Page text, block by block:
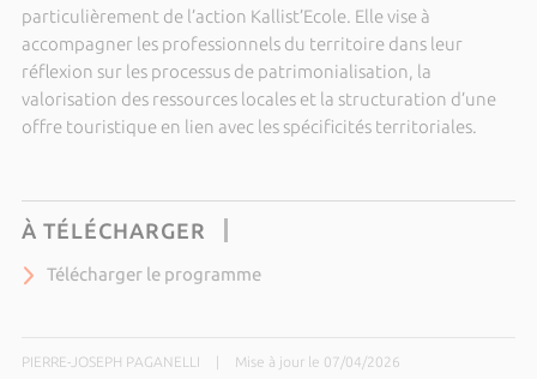
particulièrement de l’action Kallist’Ecole. Elle vise à
accompagner les professionnels du territoire dans leur
réflexion sur les processus de patrimonialisation, la
valorisation des ressources locales et la structuration d’une
offre touristique en lien avec les spécificités territoriales.
À TÉLÉCHARGER
Télécharger le programme
PIERRE-JOSEPH PAGANELLI Mise à jour le 07/04/2026